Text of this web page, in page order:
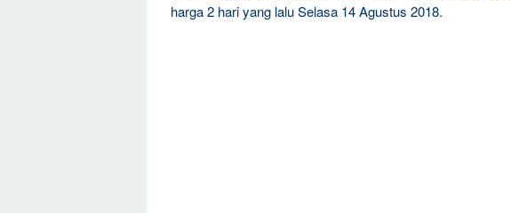
harga 2 hari yang lalu Selasa 14 Agustus 2018.